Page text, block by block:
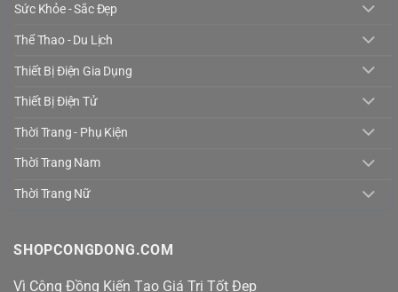
Sức Khỏe - Sắc Đẹp
Thể Thao - Du Lịch
Thiết Bị Điện Gia Dụng
Thiết Bị Điện Tử
Thời Trang - Phụ Kiện
Thời Trang Nam
Thời Trang Nữ
SHOPCONGDONG.COM
Vì Cộng Đồng Kiến Tạo Giá Trị Tốt Đẹp